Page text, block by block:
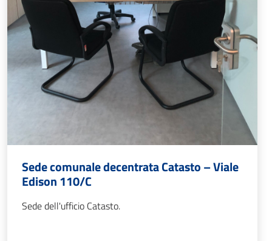
Sede comunale decentrata Catasto – Viale
Edison 110/C
Sede dell'ufficio Catasto.